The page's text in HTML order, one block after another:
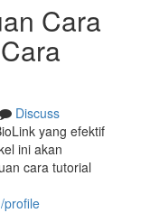
Cara
Discuss
yang efektif
ini akan
cara tutorial
profile